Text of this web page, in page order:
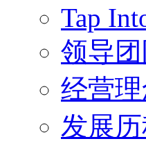
Tap
领导
经营
发展